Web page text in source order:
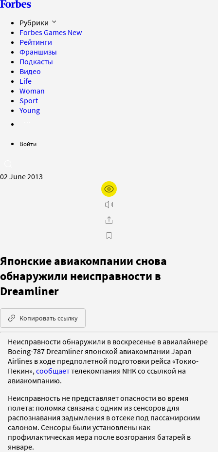
Рубрики
Forbes Games New
Рейтинги
Франшизы
Подкасты
Видео
Life
Woman
Sport
Young
Войти
02 June 2013
Японские авиакомпании снова
обнаружили неисправности в
Dreamliner
Копировать ссылку
Неисправности обнаружили в воскресенье в авиалайнере
Boeing-787 Dreamliner японской авиакомпании Japan
Airlines в ходе предполетной подготовки рейса «Токио-
Пекин», сообщаеттелекомпания NHK со ссылкой на
авиакомпанию.
Неисправность не представляет опасности во время
полета: поломка связана с одним из сенсоров для
распознавания задымления в отсеке под пассажирским
салоном. Сенсоры были установлены как
профилактическая мера после возгорания батарей в
январе.